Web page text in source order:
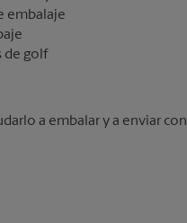
embalaje
de golf
a embalar y a enviar con